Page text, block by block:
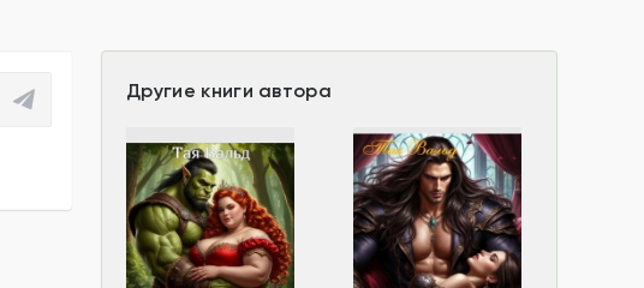
Другие книги автора